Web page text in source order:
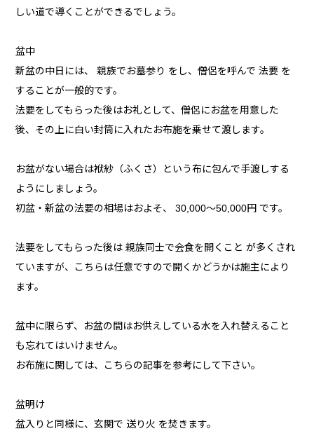
しい道で導くことができるでしょう。
盆中
新盆の中日には、 親族でお墓参り をし、僧侶を呼んで 法要 を
することが一般的です。
法要をしてもらった後はお礼として、僧侶にお盆を用意した
後、その上に白い封筒に入れたお布施を乗せて渡します。
お盆がない場合は袱紗（ふくさ）という布に包んで手渡しする
ようにしましょう。
初盆・新盆の法要の相場はおよそ、 30,000～50,000円 です。
法要をしてもらった後は 親族同士で会食を開くこと が多くされ
ていますが、こちらは任意ですので開くかどうかは施主により
ます。
盆中に限らず、お盆の間はお供えしている水を入れ替えること
も忘れてはいけません。
お布施に関しては、こちらの記事を参考にして下さい。
盆明け
盆入りと同様に、玄関で 送り火 を焚きます。